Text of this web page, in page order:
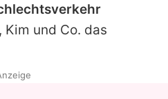
, Kim und Co. das